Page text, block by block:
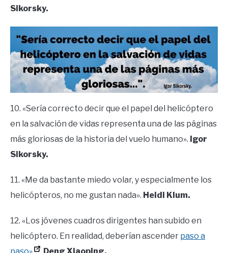
Sikorsky.
10. «Sería correcto decir que el papel del helicóptero
en la salvación de vidas representa una de las páginas
más gloriosas de la historia del vuelo humano». Igor
Sikorsky.
11. «Me da bastante miedo volar, y especialmente los
helicópteros, no me gustan nada». Heidi Klum.
12. «Los jóvenes cuadros dirigentes han subido en
helicóptero. En realidad, deberían ascender paso a
paso»
. Deng Xiaoping.